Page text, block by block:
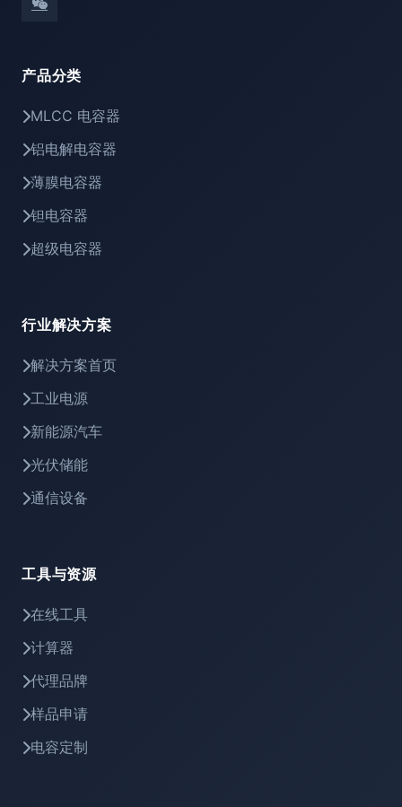
产品分类
MLCC 电容器
铝电解电容器
薄膜电容器
钽电容器
超级电容器
行业解决方案
解决方案首页
工业电源
新能源汽车
光伏储能
通信设备
工具与资源
在线工具
计算器
代理品牌
样品申请
电容定制